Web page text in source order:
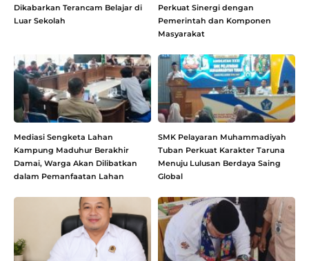
Dikabarkan Terancam Belajar di
Luar Sekolah
Perkuat Sinergi dengan
Pemerintah dan Komponen
Masyarakat
Mediasi Sengketa Lahan
Kampung Maduhur Berakhir
Damai, Warga Akan Dilibatkan
dalam Pemanfaatan Lahan
SMK Pelayaran Muhammadiyah
Tuban Perkuat Karakter Taruna
Menuju Lulusan Berdaya Saing
Global